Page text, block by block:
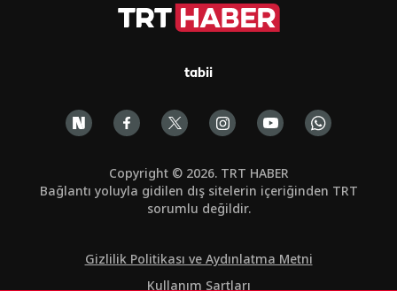
tabii
Copyright © 2026. TRT HABER
Bağlantı yoluyla gidilen dış sitelerin içeriğinden TRT
sorumlu değildir.
Gizlilik Politikası ve Aydınlatma Metni
Kullanım Şartları